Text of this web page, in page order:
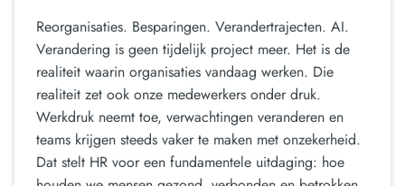
Reorganisaties. Besparingen. Verandertrajecten. AI.
Verandering is geen tijdelijk project meer. Het is de
realiteit waarin organisaties vandaag werken. Die
realiteit zet ook onze medewerkers onder druk.
Werkdruk neemt toe, verwachtingen veranderen en
teams krijgen steeds vaker te maken met onzekerheid.
Dat stelt HR voor een fundamentele uitdaging: hoe